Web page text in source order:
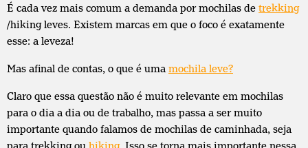
É cada vez mais comum a demanda por mochilas de trekking
/hiking leves. Existem marcas em que o foco é exatamente
esse: a leveza!
Mas afinal de contas, o que é uma mochila leve?
Claro que essa questão não é muito relevante em mochilas
para o dia a dia ou de trabalho, mas passa a ser muito
importante quando falamos de mochilas de caminhada, seja
para trekking ou hiking. Isso se torna mais importante nessa